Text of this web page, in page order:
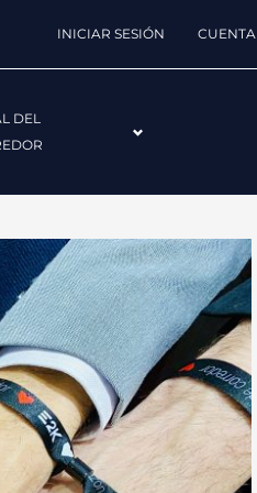
INICIAR SESIÓN CUENTA
DEL